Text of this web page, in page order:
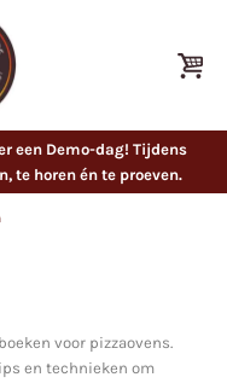
een Demo-dag! Tijdens
te horen én te proeven.
voor pizzaovens.
en technieken om